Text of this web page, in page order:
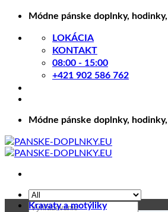
Skip
content
Módne pánske doplnky,
LOKÁCIA
KONTAKT
08:00 - 15:00
+421 902 586 762
Módne pánske doplnky,
Hľadať:
Kravaty a motýliky